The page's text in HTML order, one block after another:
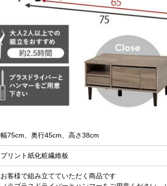
幅75cm、奥行45cm、高さ38cm
プリント紙化粧繊維板
お客様で組み立てていただく商品です